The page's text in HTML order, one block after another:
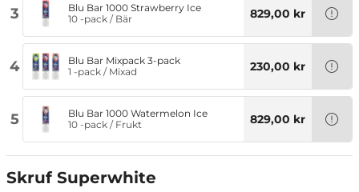
3
Blu Bar 1000 Strawberry Ice
10 -pack / Bär 829,00 kr
4
Blu Bar Mixpack 3-pack
1 -pack / Mixad 230,00 kr
5
Blu Bar 1000 Watermelon Ice
10 -pack / Frukt 829,00 kr
Skruf Superwhite